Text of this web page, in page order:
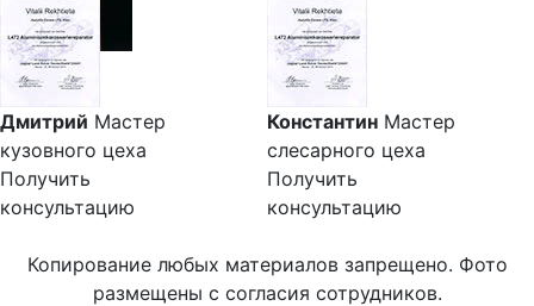
Дмитрий Мастер
кузовного цеха
Получить
консультацию
Константин Мастер
слесарного цеха
Получить
консультацию
Копирование любых материалов запрещено. Фото
размещены с согласия сотрудников.